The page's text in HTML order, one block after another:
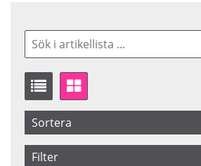
Sortera
Artikelkod
Filter